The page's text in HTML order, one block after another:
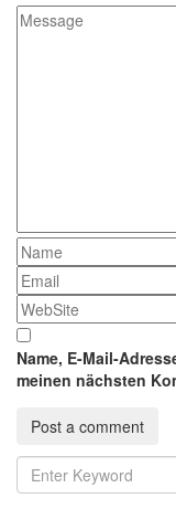
Name, E-Mail-
meinen nächsten